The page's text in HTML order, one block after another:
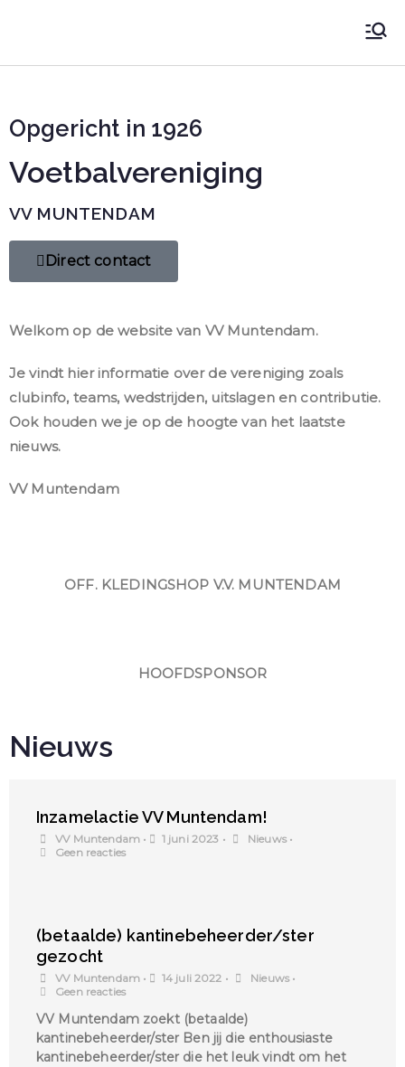
VV Muntendam
Opgericht in 1926
Voetbalvereniging
VV MUNTENDAM
Direct contact
Welkom op de website van VV Muntendam.
Je vindt hier informatie over de vereniging zoals
clubinfo, teams, wedstrijden, uitslagen en contributie.
Ook houden we je op de hoogte van het laatste
nieuws.
VV Muntendam
OFF. KLEDINGSHOP V.V. MUNTENDAM
HOOFDSPONSOR
Nieuws
Inzamelactie VV Muntendam!
VV Muntendam • 1 juni 2023 • Nieuws •
Geen reacties
(betaalde) kantinebeheerder/ster
gezocht
VV Muntendam • 14 juli 2022 • Nieuws •
Geen reacties
VV Muntendam zoekt (betaalde)
kantinebeheerder/ster Ben jij die enthousiaste
kantinebeheerder/ster die het leuk vindt om het